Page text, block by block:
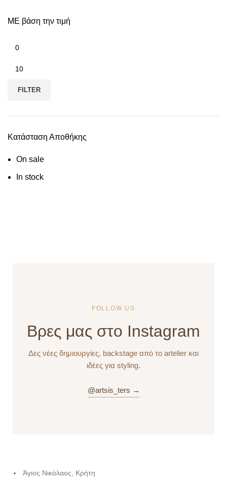
ΜΕ βάση την τιμή
FILTER
Κατάσταση Αποθήκης
On sale
In stock
FOLLOW US
Βρες μας στο Instagram
Δες νέες δημιουργίες, backstage από το artelier και
ιδέες για styling.
@artsis_ters →
Άγιος Νικόλαος, Κρήτη